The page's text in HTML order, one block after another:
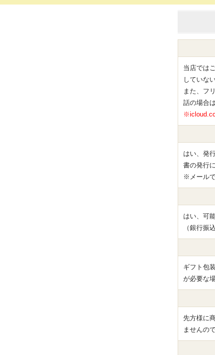
当店では
していな
また、フ
話の場合
はい、発
書の発行
※メール
はい、可
（銀行振
ギフト包
が必要な
先方様に
ませんの